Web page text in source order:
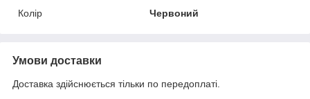
Колір
Червоний
Умови доставки
Доставка здійснюється тільки по передоплаті.